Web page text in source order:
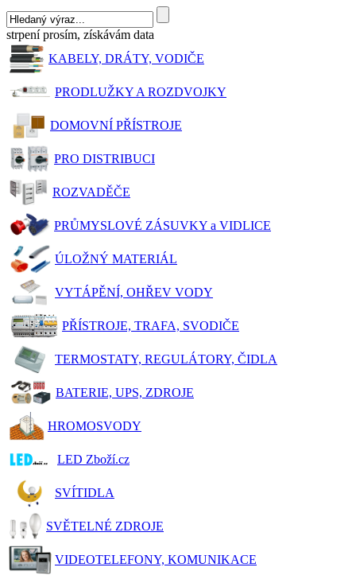
strpení prosím, získávám data
KABELY, DRÁTY, VODIČE
PRODLUŽKY A ROZDVOJKY
DOMOVNÍ PŘÍSTROJE
PRO DISTRIBUCI
ROZVADĚČE
PRŮMYSLOVÉ ZÁSUVKY a VIDLICE
ÚLOŽNÝ MATERIÁL
VYTÁPĚNÍ, OHŘEV VODY
PŘÍSTROJE, TRAFA, SVODIČE
TERMOSTATY, REGULÁTORY, ČIDLA
BATERIE, UPS, ZDROJE
HROMOSVODY
LED Zboží.cz
SVÍTIDLA
SVĚTELNÉ ZDROJE
VIDEOTELEFONY, KOMUNIKACE